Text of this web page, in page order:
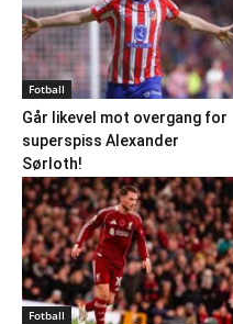
Fotball
Går likevel mot overgang for
superspiss Alexander
Sørloth!
Fotball